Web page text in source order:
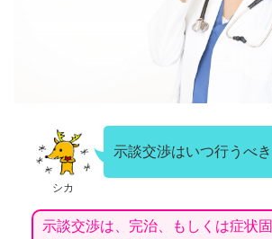
シカ
示談交渉はいつ行うべ
示談交渉は、完治、もしくは症状